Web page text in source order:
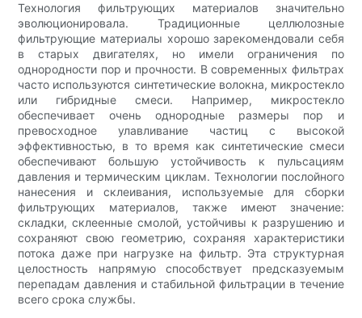
Технология фильтрующих материалов значительно
эволюционировала. Традиционные целлюлозные
фильтрующие материалы хорошо зарекомендовали себя
в старых двигателях, но имели ограничения по
однородности пор и прочности. В современных фильтрах
часто используются синтетические волокна, микростекло
или гибридные смеси. Например, микростекло
обеспечивает очень однородные размеры пор и
превосходное улавливание частиц с высокой
эффективностью, в то время как синтетические смеси
обеспечивают большую устойчивость к пульсациям
давления и термическим циклам. Технологии послойного
нанесения и склеивания, используемые для сборки
фильтрующих материалов, также имеют значение:
складки, склеенные смолой, устойчивы к разрушению и
сохраняют свою геометрию, сохраняя характеристики
потока даже при нагрузке на фильтр. Эта структурная
целостность напрямую способствует предсказуемым
перепадам давления и стабильной фильтрации в течение
всего срока службы.